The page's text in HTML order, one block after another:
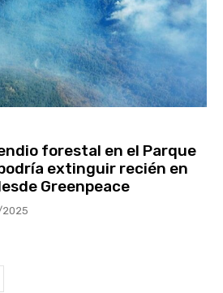
forestal en el Parque
extinguir recién en
Greenpeace
2025